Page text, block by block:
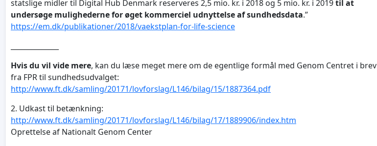
statslige midler til Digital Hub Denmark reserveres 2,5 mio. kr. i 2018 og 5 mio. kr. i 2019til at
undersøge mulighederne for øget kommerciel udnyttelse af sundhedsdata.”
https://em.dk/publikationer/2018/vaekstplan-for-life-science
Hvis du vil vide mere, kan du læse meget mere om de egentlige formål med Genom Centret i brev
fra FPR til sundhedsudvalget:
http://www.ft.dk/samling/20171/lovforslag/L146/bilag/15/1887364.pdf
2. Udkast til betænkning:
http://www.ft.dk/samling/20171/lovforslag/L146/bilag/17/1889906/index.htm
Oprettelse af Nationalt Genom Center